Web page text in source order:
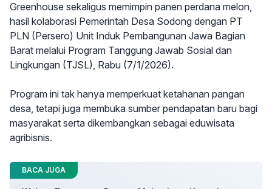
Greenhouse sekaligus memimpin panen perdana melon,
hasil kolaborasi Pemerintah Desa Sodong dengan PT
PLN (Persero) Unit Induk Pembangunan Jawa Bagian
Barat melalui Program Tanggung Jawab Sosial dan
Lingkungan (TJSL), Rabu (7/1/2026).
Program ini tak hanya memperkuat ketahanan pangan
desa, tetapi juga membuka sumber pendapatan baru bagi
masyarakat serta dikembangkan sebagai eduwisata
agribisnis.
BACA JUGA